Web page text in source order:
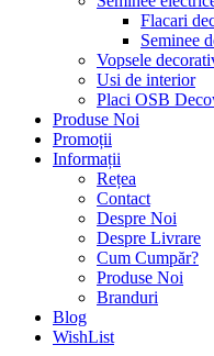
Flacari
Seminee
Vopsele
Usi de interior
Placi OSB
Produse Noi
Promoții
Informații
Rețea
Contact
Despre Noi
Despre Livrare
Cum Cumpăr?
Produse Noi
Branduri
Blog
WishList